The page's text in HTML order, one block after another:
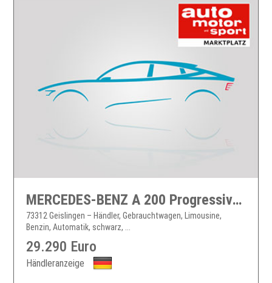
MERCEDES-BENZ A 200 Progressive MULTI/KAMERA/SHZ/NAVI
73312 Geislingen – Händler, Gebrauchtwagen, Limousine,
Benzin, Automatik, schwarz, ...
29.290 Euro
Händleranzeige